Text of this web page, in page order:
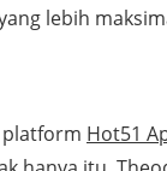
lebih
platform Hot51